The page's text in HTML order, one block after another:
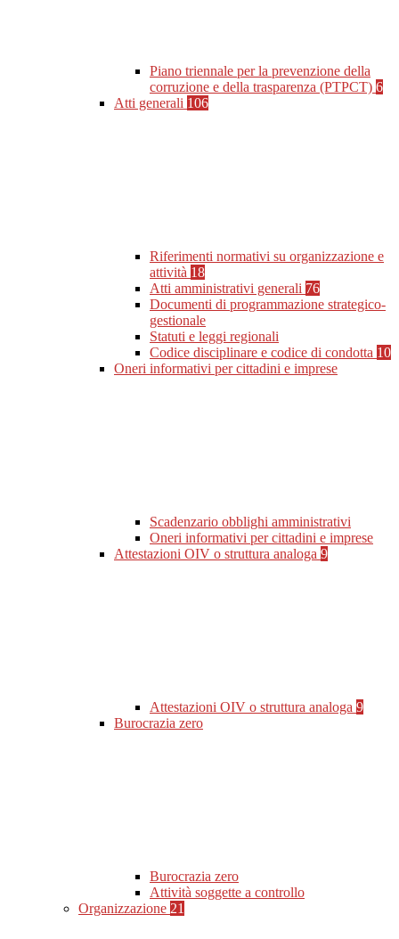
Piano triennale per la prevenzione della
corruzione e della trasparenza (PTPCT) 6
Atti generali 106
Riferimenti normativi su organizzazione e
attività 18
Atti amministrativi generali 76
Documenti di programmazione strategico-
gestionale
Statuti e leggi regionali
Codice disciplinare e codice di condotta 10
Oneri informativi per cittadini e imprese
Scadenzario obblighi amministrativi
Oneri informativi per cittadini e imprese
Attestazioni OIV o struttura analoga 9
Attestazioni OIV o struttura analoga 9
Burocrazia zero
Burocrazia zero
Attività soggette a controllo
Organizzazione 21